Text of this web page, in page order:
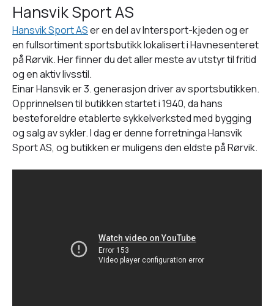
Hansvik Sport AS
Hansvik Sport ASer en del av Intersport-kjeden og er
en fullsortiment sportsbutikk lokalisert i Havnesenteret
på Rørvik. Her finner du det aller meste av utstyr til fritid
og en aktiv livsstil.
Einar Hansvik er 3. generasjon driver av sportsbutikken.
Opprinnelsen til butikken startet i 1940, da hans
besteforeldre etablerte sykkelverksted med bygging
og salg av sykler. I dag er denne forretninga Hansvik
Sport AS, og butikken er muligens den eldste på Rørvik.